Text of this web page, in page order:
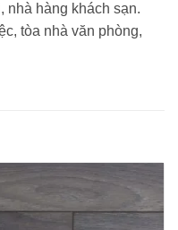
nhà hàng khách sạn.
tòa nhà văn phòng,